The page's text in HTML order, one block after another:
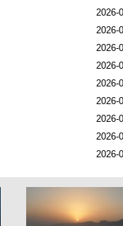
2026-
2026-
2026-
2026-
2026-
2026-
2026-
2026-
2026-